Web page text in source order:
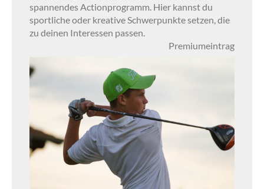
spannendes Actionprogramm. Hier kannst du
sportliche oder kreative Schwerpunkte setzen, die
zu deinen Interessen passen.
Premiumeintrag